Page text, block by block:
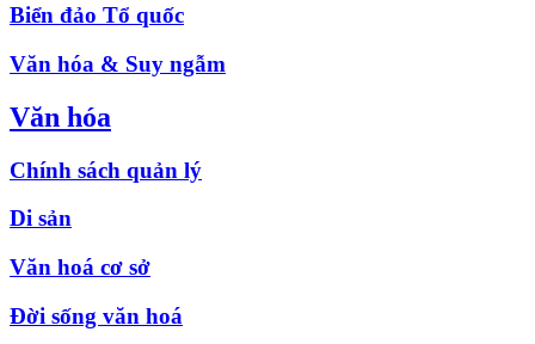
Biển đảo Tổ quốc
Văn hóa & Suy ngẫm
Văn hóa
Chính sách quản lý
Di sản
Văn hoá cơ sở
Đời sống văn hoá